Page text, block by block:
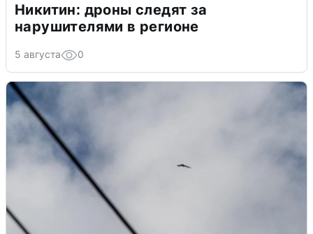
Никитин: дроны следят за
нарушителями в регионе
5 августа 0